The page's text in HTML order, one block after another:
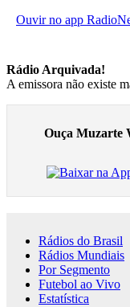
Ouvir no app
Rádio Arquivada!
A emissora não existe
Ouça Muzarte
Rádios do Brasil
Rádios Mundiais
Por Segmento
Futebol ao Vivo
Estatística